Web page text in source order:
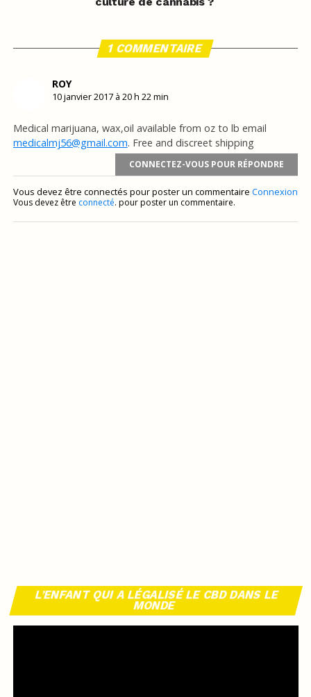
1 COMMENTAIRE
ROY
10 janvier 2017 à 20 h 22 min
Medical marijuana, wax,oil available from oz to lb email
medicalmj56@gmail.com. Free and discreet shipping
CONNECTEZ-VOUS POUR RÉPONDRE
Vous devez être connectés pour poster un commentaire Connexion
Vous devez être connecté. pour poster un commentaire.
L’ENFANT QUI A LÉGALISÉ LE CBD DANS LE
MONDE